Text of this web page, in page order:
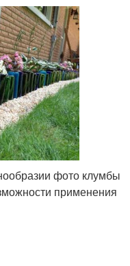
фото клумбы
применения